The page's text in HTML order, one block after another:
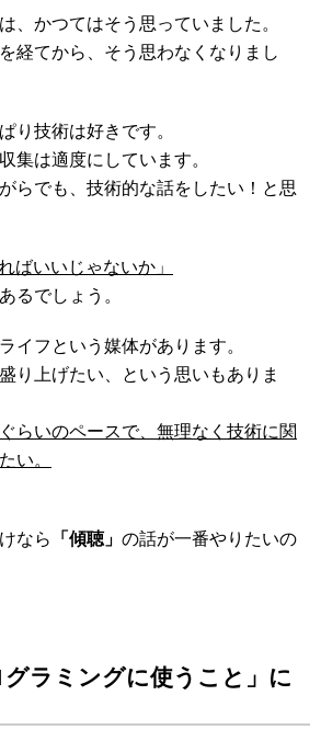
、かつてはそう思っていました。
経てから、そう思わなくなりまし
り技術は好きです。
集は適度にしています。
らでも、技術的な話をしたい！と思
ばいいじゃないか」
るでしょう。
イフという媒体があります。
り上げたい、という思いもありま
らいのペースで、無理なく技術に関
い。
なら 「傾聴」 の話が一番やりたいの
グラミングに使うこと」に